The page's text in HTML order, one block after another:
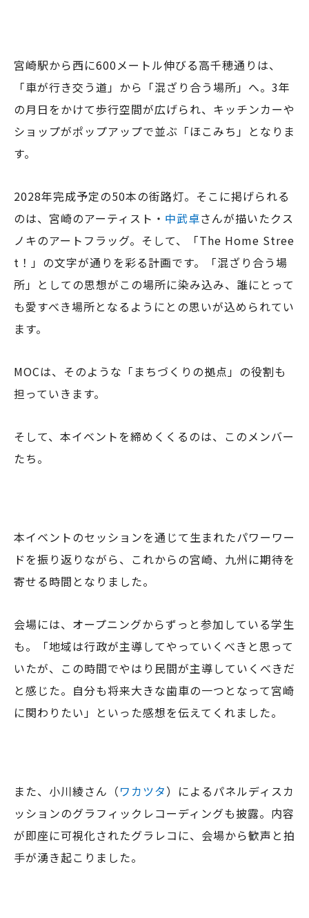
宮崎駅から西に600メートル伸びる高千穂通りは、
「車が行き交う道」から「混ざり合う場所」へ。3年
の月日をかけて歩行空間が広げられ、キッチンカーや
ショップがポップアップで並ぶ「ほこみち」となりま
す。
2028年完成予定の50本の街路灯。そこに掲げられる
のは、宮崎のアーティスト・ 中武卓さんが描いたクス
ノキのアートフラッグ。そして、「The Home Stree
t！」の文字が通りを彩る計画です。「混ざり合う場
所」としての思想がこの場所に染み込み、誰にとって
も愛すべき場所となるようにとの思いが込められてい
ます。
MOCは、そのような「まちづくりの拠点」の役割も
担っていきます。
そして、本イベントを締めくくるのは、このメンバー
たち。
本イベントのセッションを通じて生まれたパワーワー
ドを振り返りながら、これからの宮崎、九州に期待を
寄せる時間となりました。
会場には、オープニングからずっと参加している学生
も。「地域は行政が主導してやっていくべきと思って
いたが、この時間でやはり民間が主導していくべきだ
と感じた。自分も将来大きな歯車の一つとなって宮崎
に関わりたい」といった感想を伝えてくれました。
また、小川綾さん（ワカツタ）によるパネルディスカ
ッションのグラフィックレコーディングも披露。内容
が即座に可視化されたグラレコに、会場から歓声と拍
手が湧き起こりました。